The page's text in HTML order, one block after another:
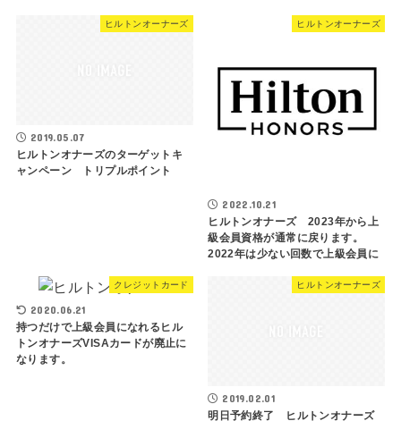
ヒルトンオーナーズ
2019.05.07
ヒルトンオナーズのターゲットキ
ャンペーン トリプルポイント
ヒルトンオーナーズ
2022.10.21
ヒルトンオナーズ 2023年から上
級会員資格が通常に戻ります。
2022年は少ない回数で上級会員に
クレジットカード
2020.06.21
持つだけで上級会員になれるヒル
トンオナーズVISAカードが廃止に
なります。
ヒルトンオーナーズ
2019.02.01
明日予約終了 ヒルトンオナーズ